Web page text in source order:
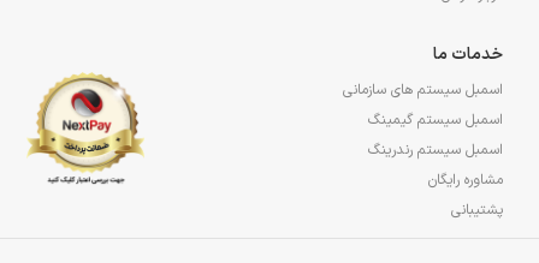
خدمات ما
اسمبل سیستم های سازمانی
اسمبل سیستم گیمینگ
اسمبل سیستم رندرینگ
مشاوره رایگان
پشتیبانی